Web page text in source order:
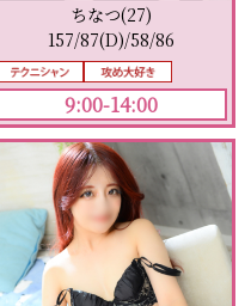
ちなつ(27)
157/87(D)/58/86
9:00-14:00